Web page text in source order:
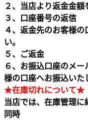
２、当店より返金金額
３、口座番号の返信
４、返金先のお客様
い。
５、ご返金
６、お振込口座のメ
様の口座へお振込いた
★在庫切れについて★
当店では、在庫管理
同時